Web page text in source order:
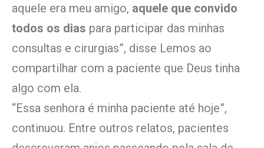
aquele era meu amigo, aquele que convido
todos os dias para participar das minhas
consultas e cirurgias”, disse Lemos ao
compartilhar com a paciente que Deus tinha
algo com ela.
“Essa senhora é minha paciente até hoje”,
continuou. Entre outros relatos, pacientes